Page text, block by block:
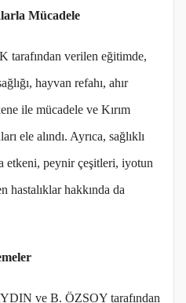
Mücadele
tarafından verilen eğitimde,
hayvan refahı, ahır
ile mücadele ve Kırım
ele alındı. Ayrıca, sağlıklı
etkeni, peynir çeşitleri, iyotun
hastalıklar hakkında da
ve B. ÖZSOY tarafından